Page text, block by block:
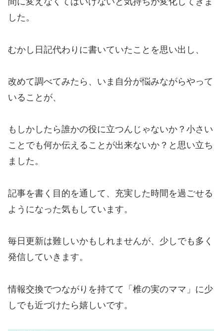
した。
むかし日記代わりに書いていたことを思い出し、
改めて調べてみたら、いま自分が悩みながらやって
いることが、
もしかしたら誰かの役に立つんじゃないか？小さい
ことでも何か伝えることが出来ないか？と思い立ち
ました。
記事を書く目的を通して、充実した時間を過ごせる
ようになった気もしています。
毎日更新は難しいかもしれませんが、少しでも多く
発信していきます。
情報交換でつながりを持てて「椎の実のママ」に少
しでも近づけたら嬉しいです。